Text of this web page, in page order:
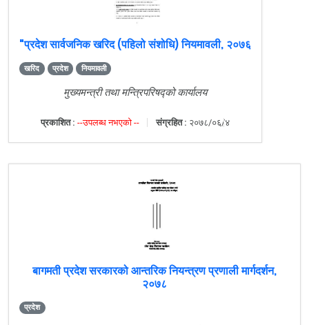
"प्रदेश सार्वजनिक खरिद (पहिलो संशोधि) नियमावली, २०७६
खरिद प्रदेश नियमावली
मुख्यमन्त्री तथा मन्त्रिपरिषद्को कार्यालय
प्रकाशित : --उपलब्ध नभएको -- संग्रहित : २०७८/०६/४
बागमती प्रदेश सरकारको आन्तरिक नियन्त्रण प्रणाली मार्गदर्शन,
२०७८
प्रदेश